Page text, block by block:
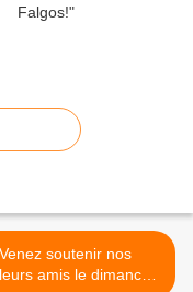
Venez soutenir nos
amis le dimanche